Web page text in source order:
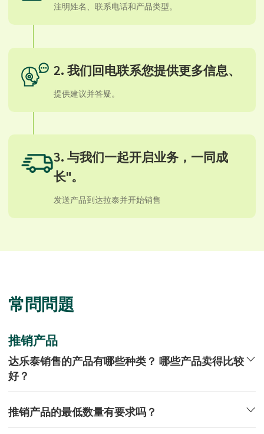
注明姓名、联系电话和产品类型。
2. 我们回电联系您提供更多信息、
提供建议并答疑。
3. 与我们一起开启业务，一同成
长"。
发送产品到达拉泰并开始销售
常問問題
推销产品
达乐泰销售的产品有哪些种类？ 哪些产品卖得比较
好？
推销产品的最低数量有要求吗？